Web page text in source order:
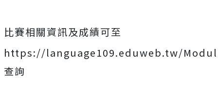
比賽相關資訊及成績可至
https://language109.eduweb.tw/
查詢